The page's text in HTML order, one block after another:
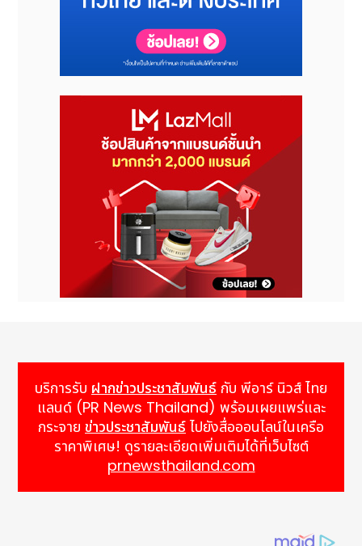
บริการรับ ฝากข่าวประชาสัมพันธ์ กับ พีอาร์ นิวส์ ไทย
แลนด์ (PR News Thailand) พร้อมเผยแพร่และ
กระจาย ข่าวประชาสัมพันธ์ ไปยังสื่อออนไลน์ในเครือ
ราคาพิเศษ! ดูรายละเอียดเพิ่มเติมได้ที่เว็บไซต์
prnewsthailand.com